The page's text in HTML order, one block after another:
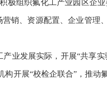
极组织氟化工产业园区企
销、资源配置、企业管理
发展实际，开展“共享实
开展“校检企联合”，推动